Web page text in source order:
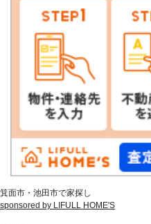
箕面市・池田市で家探し
sponsored by LIFULL HOME'S